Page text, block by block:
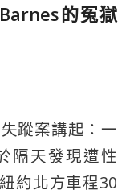
的冤獄
蹤案講起：一
隔天發現遭性
約北方車程30